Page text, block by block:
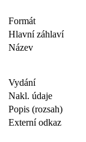
Formát
Hlavní záhlaví
Název
Vydání
Nakl. údaje
Popis (rozsah)
Externí odkaz